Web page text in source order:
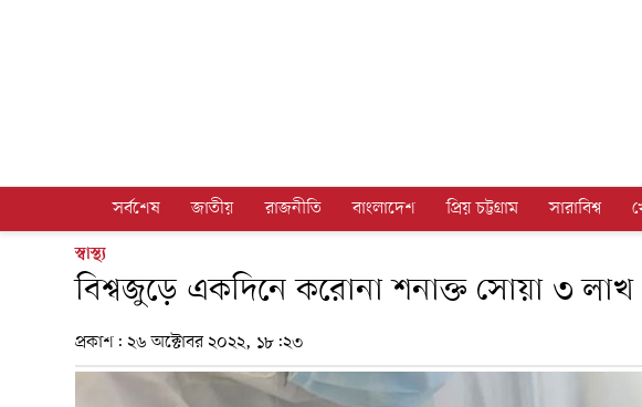
সর্বশেষ জাতীয় রাজনীতি বাংলাদেশ প্রিয় চট্টগ্রাম সারাবিশ্ব
স্বাস্থ্য
বিশ্বজুড়ে একদিনে করোনা শনাক্ত সোয়া ৩ লাখ
প্রকাশ: ২৬ অক্টোবর ২০২২, ১৮:২৩